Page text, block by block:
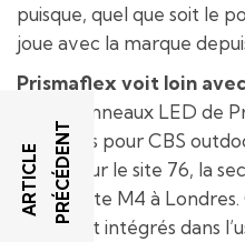
puisque, quel que soit le
joue avec la marque
Prismaflex voit loin
Deux panneaux LED de
fabriqués pour CBS
visibles sur le site 76, la
l’autoroute M4 à
conçus et intégrés dans
A
R
T
I
C
L
E
P
R
É
C
É
D
E
N T